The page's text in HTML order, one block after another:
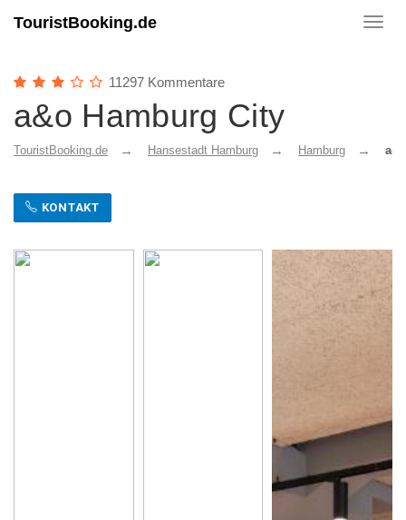
TouristBooking.de
11297 Kommentare
a&o Hamburg City
TouristBooking.de Hansestadt Hamburg Hamburg
KONTAKT